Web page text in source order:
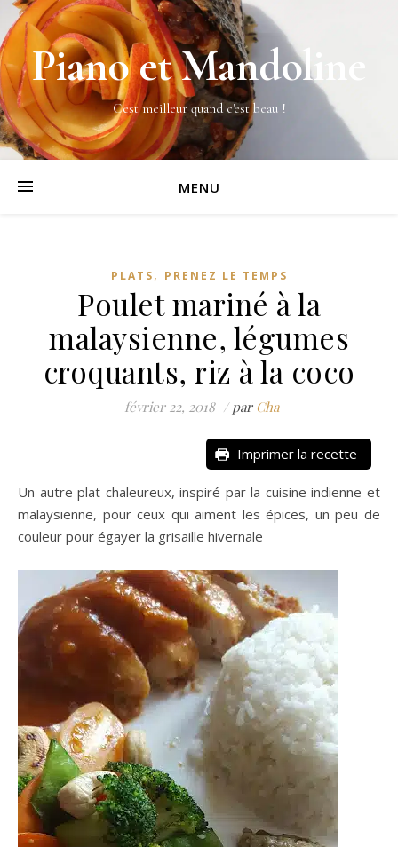
Piano et Mandoline
C'est meilleur quand c'est beau !
MENU
PLATS, PRENEZ LE TEMPS
Poulet mariné à la
malaysienne, légumes
croquants, riz à la coco
février 22, 2018 /par Cha
Imprimer la recette
Un autre plat chaleureux, inspiré par la cuisine indienne et
malaysienne, pour ceux qui aiment les épices, un peu de
couleur pour égayer la grisaille hivernale